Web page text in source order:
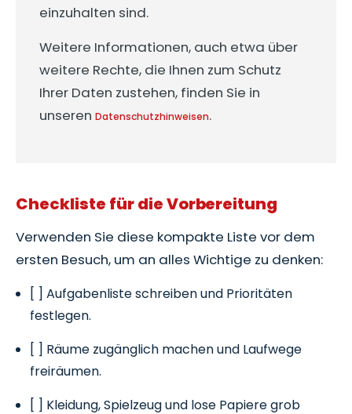
einzuhalten sind.
Weitere Informationen, auch etwa über
weitere Rechte, die Ihnen zum Schutz
Ihrer Daten zustehen, finden Sie in
unseren Datenschutzhinweisen.
Checkliste für die Vorbereitung
Verwenden Sie diese kompakte Liste vor dem
ersten Besuch, um an alles Wichtige zu denken:
[ ] Aufgabenliste schreiben und Prioritäten
festlegen.
[ ] Räume zugänglich machen und Laufwege
freiräumen.
[ ] Kleidung, Spielzeug und lose Papiere grob